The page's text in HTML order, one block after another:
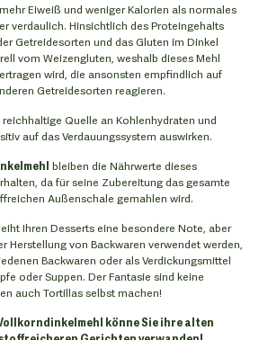
Eiweiß und weniger Kalorien als normales
verdaulich. Hinsichtlich des Proteingehalts
Getreidesorten und das Gluten im Dinkel
vom Weizengluten, weshalb dieses Mehl
wird, die ansonsten empfindlich auf
Getreidesorten reagieren.
Quelle an Kohlenhydraten und
auf das Verdauungssystem auswirken.
bleiben die Nährwerte dieses
da für seine Zubereitung das gesamte
Außenschale gemahlen wird.
Ihren Desserts eine besondere Note, aber
Herstellung von Backwaren verwendet werden,
Backwaren oder als Verdickungsmittel
oder Suppen. Der Fantasie sind keine
auch Tortillas selbst machen!
könne Sie ihre alten